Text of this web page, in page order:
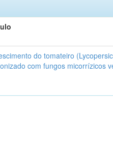
do tomateiro
com fungos micorrízicos